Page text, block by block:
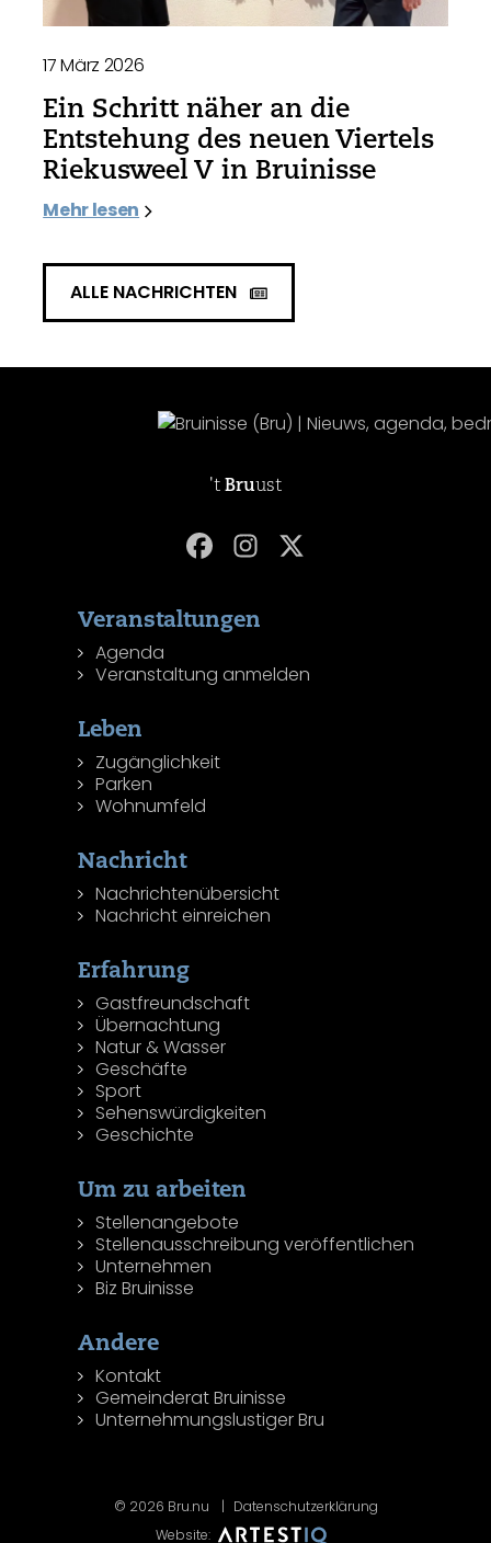
17 März 2026
Ein Schritt näher an die
Entstehung des neuen Viertels
Riekusweel V in Bruinisse
Mehr lesen
ALLE NACHRICHTEN
't Bruust
Veranstaltungen
Agenda
Veranstaltung anmelden
Leben
Zugänglichkeit
Parken
Wohnumfeld
Nachricht
Nachrichtenübersicht
Nachricht einreichen
Erfahrung
Gastfreundschaft
Übernachtung
Natur & Wasser
Geschäfte
Sport
Sehenswürdigkeiten
Geschichte
Um zu arbeiten
Stellenangebote
Stellenausschreibung veröffentlichen
Unternehmen
Biz Bruinisse
Andere
Kontakt
Gemeinderat Bruinisse
Unternehmungslustiger Bru
© 2026 Bru.nu
Datenschutzerklärung
Website: